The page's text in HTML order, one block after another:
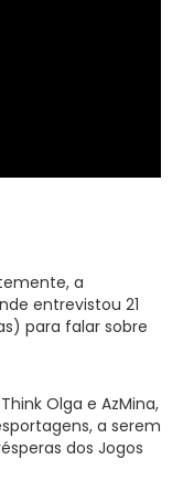
a
entrevistou 21
para falar sobre
Olga e AzMina,
a serem
dos Jogos